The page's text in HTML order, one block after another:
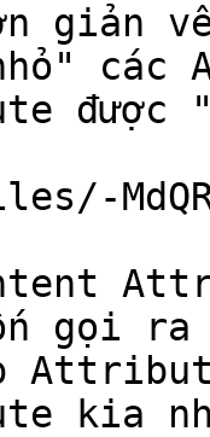
giản
được
gọi
kia